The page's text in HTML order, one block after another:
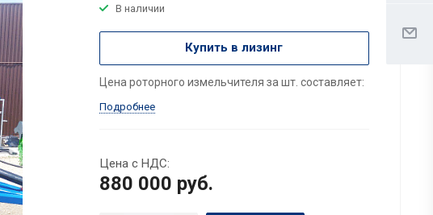
В наличии
Купить в лизинг
Цена роторного измельчителя за шт. составляет:
Подробнее
Цена с НДС:
880 000 руб.